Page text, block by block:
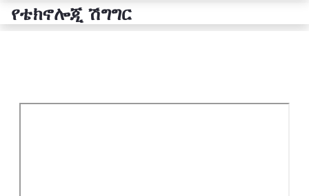
የቴክኖሎጂ ሽግግር